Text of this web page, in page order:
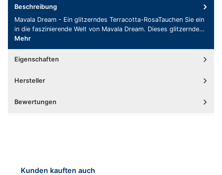
Beschreibung
Mavala Dream - Ein glitzerndes Terracotta-RosaTauchen Sie ein
in die faszinierende Welt von Mavala Dream. Dieses glitzernde…
Mehr
Eigenschaften
Hersteller
Bewertungen
Produktgalerie überspringen
Kunden kauften auch